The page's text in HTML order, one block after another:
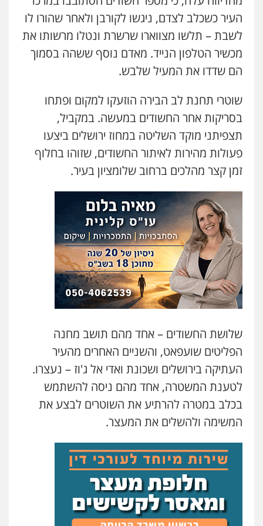
עו"ד אילן אלימלך
פלילי פשיעה חמורה תעבורה אסירים
0522992110
עו"ד יוסי חמצני
מס הלבנת הון
0505471497
עו"ד שאדי נאטור
פלילי פשיעה חמורה מעצרים וחקירות
0509230800
גיל דביר – משרד עורכי דין
פלילי פשיעה כלכלית צווארון לבן
0506217771
עו"ד תמיר סולומון
פלילי כלכלי מיסים הלבנת הון
0528758840
פלילי כלכלי צווארון לבן עורכי דין לענייני
אסירים
עו"ד אלינור מתיתיה
פלילי תעבורה צבאי
0526577766
סלימאן אבו שעירה – משרד עורכי דין
פלילי בטחוני צבאי נזיקין
0547780927
העיר כשכלב לצדם, ניגשו לקורבן ולאחר שהורו לו
לשבת – תלשו מצווארו שרשרת ונטלו מרשותו את
מכשיר הטלפון הנייד. מאדם נוסף ששהה בסמוך
הם שדדו את המעיל שלבש.
שוטרי תחנת לב הבירה הוזעקו למקום ופתחו
בסריקות אחר החשודים במעשה. במקביל,
תצפיתני מוקד השליטה במחוז ירושלים ביצעו
פעולות מהירות לאיתור החשודים, שזוהו בחלוף
זמן קצר מהלכים ברחוב שלומציון בעיר.
שלושת החשודים – אחד מהם תושב מחנה
הפליטים שועפאט, והשניים האחרים מהעיר
העתיקה בירושלים ושכונת ואדי אל ג'וז – נעצרו.
לטענת המשטרה, אחד מהם ניסה להשתמש
בכלב במטרה להרתיע את השוטרים לבצע את
המשימה ולהשלים את המעצר.
עו"ד אורנת קמרון
פלילי תעבורה עורכי דין לענייני אסירים
0505417090
שני אלגרבלי – משרד עורכי דין
פלילי עורכי דין לענייני אסירים תעבורה
0507120031
פלילי פשיעה חמורה מעצרים וחקירות
0544712201
עו"ד בועז קניג
פלילי משפחה כלכלי צבאי